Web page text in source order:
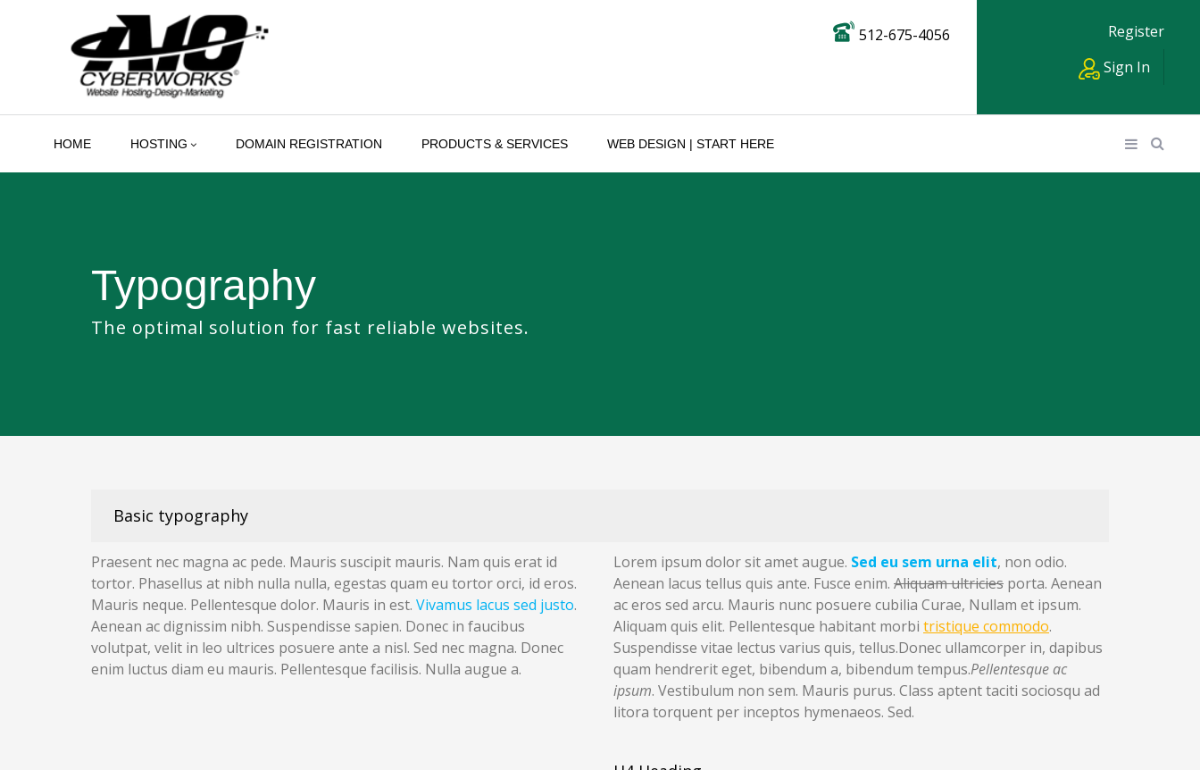
512-675-4056
Register
Sign In
HOME HOSTING DOMAIN REGISTRATION PRODUCTS & SERVICES WEB DESIGN | START HERE
Typography
The optimal solution for fast reliable websites.
Basic typography
Praesent nec magna ac pede. Mauris suscipit mauris. Nam quis erat id
tortor. Phasellus at nibh nulla nulla, egestas quam eu tortor orci, id eros.
Mauris neque. Pellentesque dolor. Mauris in est. Vivamus lacus sed justo.
Aenean ac dignissim nibh. Suspendisse sapien. Donec in faucibus
volutpat, velit in leo ultrices posuere ante a nisl. Sed nec magna. Donec
enim luctus diam eu mauris. Pellentesque facilisis. Nulla augue a.
Lorem ipsum dolor sit amet augue. Sed eu sem urna elit, non odio.
Aenean lacus tellus quis ante. Fusce enim. Aliquam ultricies porta. Aenean
ac eros sed arcu. Mauris nunc posuere cubilia Curae, Nullam et ipsum.
Aliquam quis elit. Pellentesque habitant morbi tristique commodo.
Suspendisse vitae lectus varius quis, tellus.Donec ullamcorper in, dapibus
quam hendrerit eget, bibendum a, bibendum tempus.Pellentesque ac
ipsum. Vestibulum non sem. Mauris purus. Class aptent taciti sociosqu ad
litora torquent per inceptos hymenaeos. Sed.